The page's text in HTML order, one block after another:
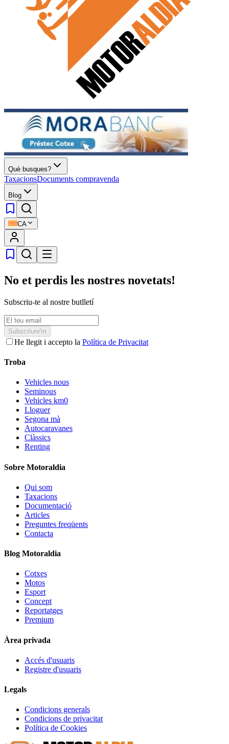
Què busques?
TaxacionsDocuments compravenda
Blog
CA
No et perdis les nostres novetats!
Subscriu-te al nostre butlletí
Subscriure'm
He llegit i accepto la Política de Privacitat
Troba
Vehicles nous
Seminous
Vehicles km0
Lloguer
Segona mà
Autocaravanes
Clàssics
Renting
Sobre Motoraldia
Qui som
Taxacions
Documentació
Articles
Preguntes freqüents
Contacta
Blog Motoraldia
Cotxes
Motos
Esport
Concept
Reportatges
Premium
Àrea privada
Accés d'usuaris
Registre d'usuaris
Legals
Condicions generals
Condicions de privacitat
Política de Cookies